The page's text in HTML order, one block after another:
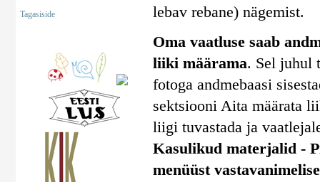
Tagasiside
lebav rebane) nägemist.
Oma vaatluse saab
liiki määrama. Sel juhul
fotoga andmebaasi
sektsiooni Aita määrata
liigi tuvastada ja
Kasulikud materjalid -
menüüst